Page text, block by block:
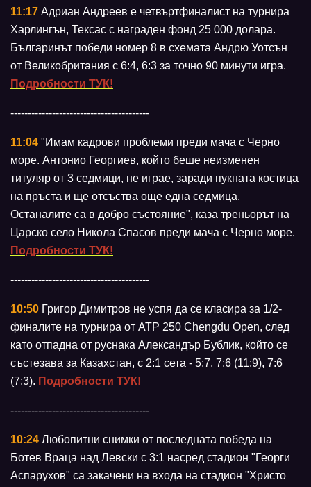
11:17 Адриан Андреев е четвъртфиналист на турнира
Харлингън, Тексас с награден фонд 25 000 долара.
Българинът победи номер 8 в схемата Андрю Уотсън
от Великобритания с 6:4, 6:3 за точно 90 минути игра.
Подробности ТУК!
----------------------------------------
11:04 "Имам кадрови проблеми преди мача с Черно
море. Антонио Георгиев, който беше неизменен
титуляр от 3 седмици, не играе, заради пукната костица
на пръста и ще отсъства още една седмица.
Останалите са в добро състояние", каза треньорът на
Царско село Никола Спасов преди мача с Черно море.
Подробности ТУК!
----------------------------------------
10:50 Григор Димитров не успя да се класира за 1/2-
финалите на турнира от АТР 250 Chengdu Open, след
като отпадна от руснака Александър Бублик, който се
състезава за Казахстан, с 2:1 сета - 5:7, 7:6 (11:9), 7:6
(7:3). Подробности ТУК!
----------------------------------------
10:24 Любопитни снимки от последната победа на
Ботев Враца над Левски с 3:1 насред стадион "Георги
Аспарухов" са закачени на входа на стадион "Христо